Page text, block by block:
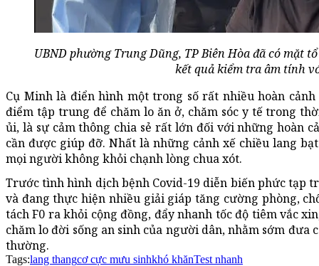
UBND phường Trung Dũng, TP Biên Hòa đã có mặt
kết quả kiểm tra âm tính
Cụ Minh là điển hình một trong số rất nhiều hoàn
điểm tập trung để chăm lo ăn ở, chăm sóc y tế trong
ủi, là sự cảm thông chia sẻ rất lớn đối với những hoàn
cần được giúp đỡ. Nhất là những cảnh xế chiều lang
mọi người không khỏi chạnh lòng chua xót.
Trước tình hình dịch bệnh Covid-19 diễn biến phức tạp
và đang thực hiện nhiều giải giáp tăng cường phòng,
tách F0 ra khỏi cộng đồng, đẩy nhanh tốc độ tiêm vắc
chăm lo đời sống an sinh của người dân, nhằm sớm
thường.
Tags:lang thangcơ cực mưu sinhkhó khănTest nhanh